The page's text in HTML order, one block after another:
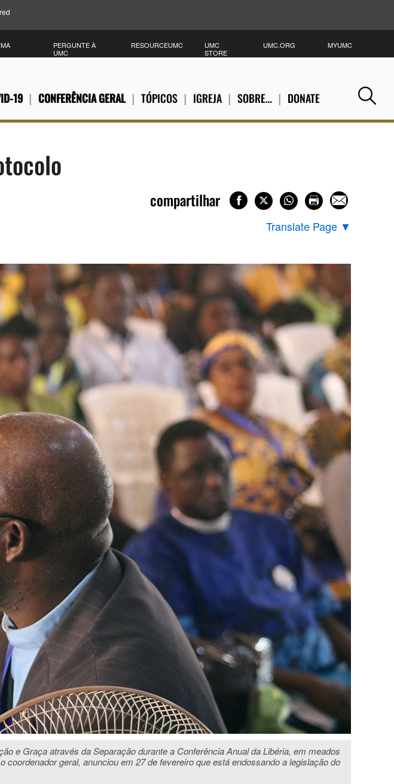
19 CONFERÊNCIA GERAL TÓPICOS IGREJA SOBRE… DONATE
PERGUNTE À
UMC
RESOURCEUMC
UMC
STORE
UMC.ORG MYUMC
compartilhar
Translate Page ▼
e Graça através da Separação durante a Conferência Anual da Libéria, em meados
geral, anunciou em 27 de fevereiro que está endossando a legislação do